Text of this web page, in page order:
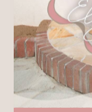
や沈下、凹み
通る場所では
こともあるた
施工後のやり
施工後にひび